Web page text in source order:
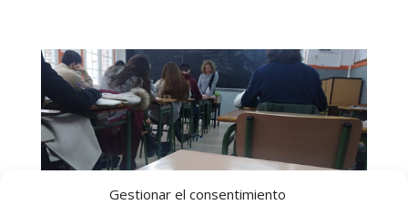
Gestionar el consentimiento